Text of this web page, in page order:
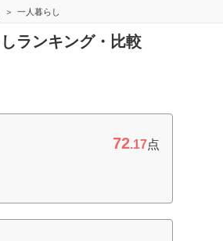
一人暮らし
ランキング・比較
72.17点